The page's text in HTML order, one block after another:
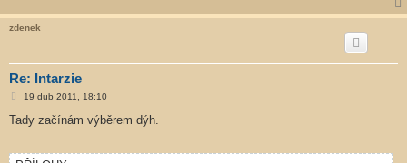
zdenek
Re: Intarzie
P
í
v
19 dub 2011, 18:10
Tady začínám výběrem dýh.